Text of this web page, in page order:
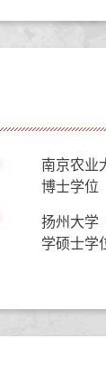
南京农
博士学位
扬州大
学硕士学